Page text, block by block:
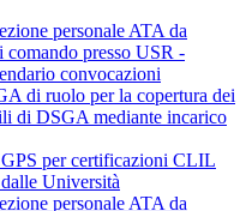
personale ATA da
presso USR -
convocazioni
di ruolo per la copertura dei
di DSGA mediante incarico
per certificazioni CLIL
Università
personale ATA da